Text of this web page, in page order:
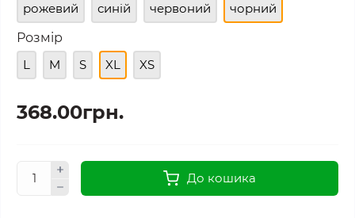
рожевий
синій червоний
чорний
Розмір
L
M S XL XS
368.00грн.
До кошика